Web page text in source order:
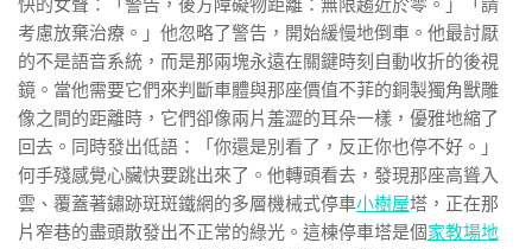
快的女聲：「警告，後方障礙物距離：無限趨近於零。」「請
考慮放棄治療。」他忽略了警告，開始緩慢地倒車。他最討厭
的不是語音系統，而是那兩塊永遠在關鍵時刻自動收折的後視
鏡。當他需要它們來判斷車體與那座價值不菲的銅製獨角獸雕
像之間的距離時，它們卻像兩片羞澀的耳朵一樣，優雅地縮了
回去。同時發出低語：「你還是別看了，反正你也停不好。」
何手殘感覺心臟快要跳出來了。他轉頭看去，發現那座高聳入
雲、覆蓋著鏽跡斑斑鐵網的多層機械式停車小樹屋塔，正在那
片窄巷的盡頭散發出不正常的綠光。這棟停車塔是個家教場地